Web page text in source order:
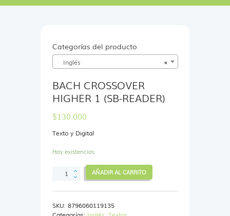
Categorías del producto
×
Inglés
BACH CROSSOVER
HIGHER 1 (SB-READER)
$130.000
Texto y Digital
Hay existencias
BACH
CROSSOVER
HIGHER
(SB-
AÑADIR AL CARRITO
SKU: 8796060119135